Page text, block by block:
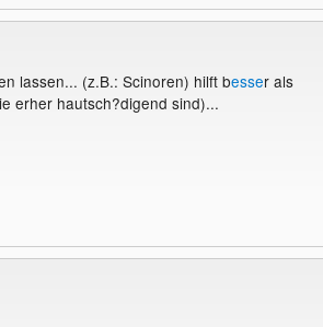
lassen... (z.B.: Scinoren) hilft besser als
erher hautsch?digend sind)...